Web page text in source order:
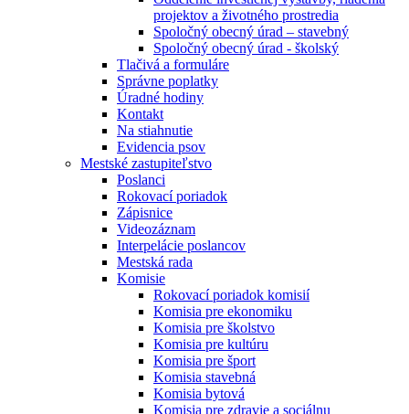
projektov a životného prostredia
Spoločný obecný úrad – stavebný
Spoločný obecný úrad - školský
Tlačivá a formuláre
Správne poplatky
Úradné hodiny
Kontakt
Na stiahnutie
Evidencia psov
Mestské zastupiteľstvo
Poslanci
Rokovací poriadok
Zápisnice
Videozáznam
Interpelácie poslancov
Mestská rada
Komisie
Rokovací poriadok komisií
Komisia pre ekonomiku
Komisia pre školstvo
Komisia pre kultúru
Komisia pre šport
Komisia stavebná
Komisia bytová
Komisia pre zdravie a sociálnu